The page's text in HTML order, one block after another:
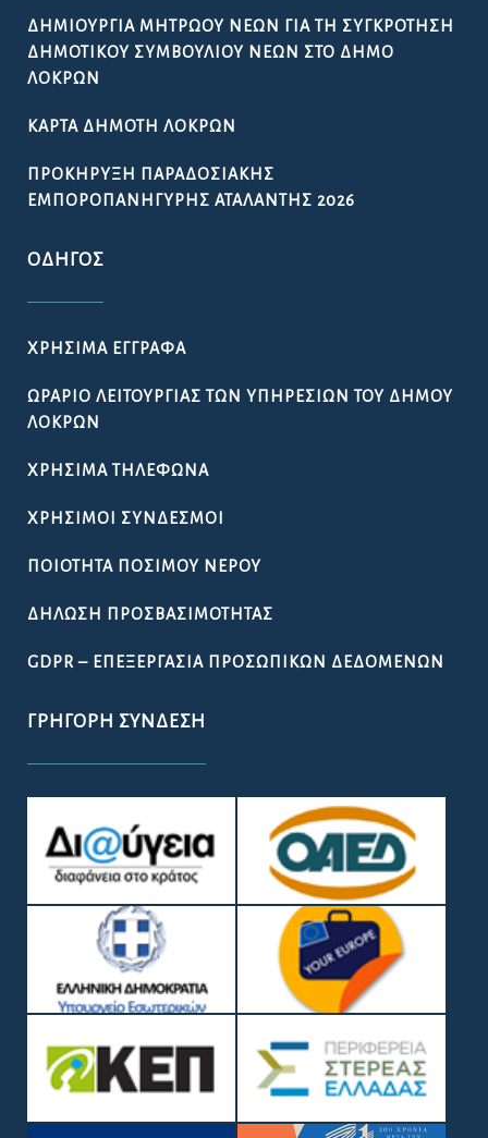
ΔΗΜΙΟΥΡΓΊΑ ΜΗΤΡΏΟΥ ΝΈΩΝ ΓΙΑ ΤΗ ΣΥΓΚΡΌΤΗΣΗ
ΔΗΜΟΤΙΚΟΎ ΣΥΜΒΟΥΛΊΟΥ ΝΈΩΝ ΣΤΟ ΔΉΜΟ
ΛΟΚΡΏΝ
ΚΆΡΤΑ ΔΗΜΌΤΗ ΛΟΚΡΏΝ
ΠΡΟΚΉΡΥΞΗ ΠΑΡΑΔΟΣΙΑΚΉΣ
ΕΜΠΟΡΟΠΑΝΉΓΥΡΗΣ ΑΤΑΛΆΝΤΗΣ 2026
ΟΔΗΓΌΣ
ΧΡΉΣΙΜΑ ΈΓΓΡΑΦΑ
ΩΡΆΡΙΟ ΛΕΙΤΟΥΡΓΊΑΣ ΤΩΝ ΥΠΗΡΕΣΙΏΝ ΤΟΥ ΔΉΜΟΥ
ΛΟΚΡΏΝ
ΧΡΉΣΙΜΑ ΤΗΛΈΦΩΝΑ
ΧΡΉΣΙΜΟΙ ΣΎΝΔΕΣΜΟΙ
ΠΟΙΌΤΗΤΑ ΠΌΣΙΜΟΥ ΝΕΡΟΎ
ΔΉΛΩΣΗ ΠΡΟΣΒΑΣΙΜΌΤΗΤΑΣ
GDPR – ΕΠΕΞΕΡΓΑΣΙΑ ΠΡΟΣΩΠΙΚΩΝ ΔΕΔΟΜΕΝΩΝ
ΓΡΉΓΟΡΗ ΣΎΝΔΕΣΗ